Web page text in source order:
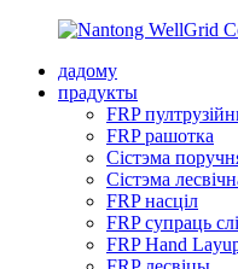
дадому
прадукты
FRP
FRP рашотка
Сістэма
Сістэма
FRP насціл
FRP супраць
FRP Hand